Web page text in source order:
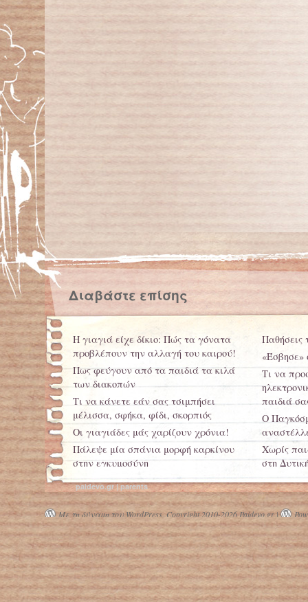
Διαβάστε επίσης
Η γιαγιά είχε δίκιο: Πώς τα γόνατα
προβλέπουν την αλλαγή του καιρού!
Πως φεύγουν από τα παιδιά τα κιλά
των διακοπών
Τι να κάνετε εάν σας τσιμπήσει
μέλισσα, σφήκα, φίδι, σκορπιός
Οι γιαγιάδες μάς χαρίζουν χρόνια!
Πάλεψε μία σπάνια μορφή καρκίνου
στην εγκυμοσύνη
Παθήσεις
«Έσβησε»
Τι να
παιδιά
Ο
Χωρίς
στη
paidevo.gr | parents
Με τη δύναμη του WordPress. Copyright 2010-2026 Paidevo.gr |